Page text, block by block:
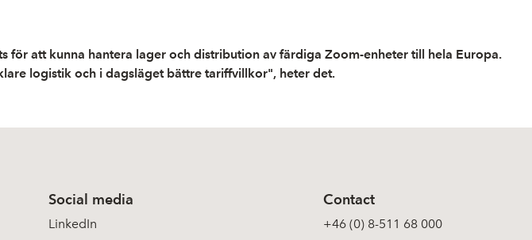
att kunna hantera lager och distribution av färdiga Zoom-enheter till hela Europa.
logistik och i dagsläget bättre tariffvillkor", heter det.
Social media
LinkedIn
Contact
+46 (0) 8-511 68 000